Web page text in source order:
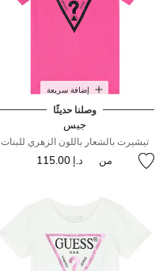
إضافة سريعة
وصلنا حديثًا
جيس
تيشيرت بالشعار باللون الزهري للبنات
من د.إ 115.00